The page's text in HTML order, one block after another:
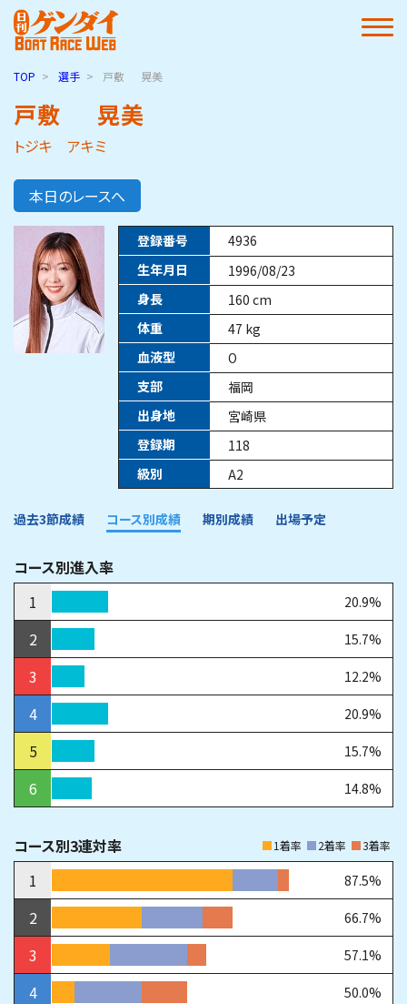
TOP 選手 戸敷 晃美
戸敷 晃美
トジキ アキミ
本日のレースへ
登録番号
4936
生年月日
1996/08/23
身長
160 cm
体重
47 kg
血液型
O
支部
福岡
出身地
宮崎県
登録期
118
級別
A2
過去3節成績 コース別成績 期別成績 出場予定
コース別進入率
1
20.9%
2 15.7%
3 12.2%
4 20.9%
5 15.7%
6 14.8%
コース別3連対率 1着率 2着率 3着率
1 87.5%
2 66.7%
3 57.1%
4 50.0%